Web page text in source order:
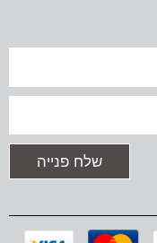
שלח פנייה